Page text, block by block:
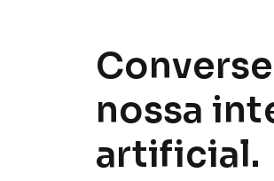
nossa
artificial.